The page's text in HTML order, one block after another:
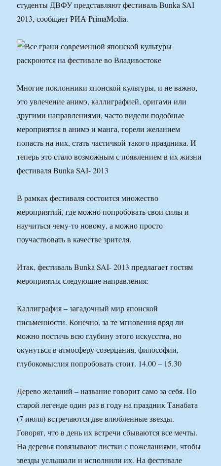
студенты ДВФУ представляют фестиваль Bunka SAI
2013, сообщает РИА PrimaMedia.
Многие поклонники японской культуры, и не важно,
это увлечение анимэ, каллиграфией, оригами или
другими направлениями, часто видели подобные
мероприятия в анимэ и манга, горели желанием
попасть на них, стать частичкой такого праздника. И
теперь это стало возможным с появлением в их жизни
фестиваля Bunka SAI- 2013
В рамках фестиваля состоится множество
мероприятий, где можно попробовать свои силы и
научиться чему-то новому, а можно просто
поучаствовать в качестве зрителя.
Итак, фестиваль Bunka SAI- 2013 предлагает гостям
мероприятия следующие направления:
Каллиграфия – загадочный мир японской
письменности. Конечно, за те мгновения вряд ли
можно постичь всю глубину этого искусства, но
окунуться в атмосферу созерцания, философии,
глубокомыслия попробовать стоит. 14.00 – 15.30
Дерево желаний – название говорит само за себя. По
старой легенде один раз в году на праздник Танабата
(7 июля) встречаются две влюбленные звезды.
Говорят, что в день их встречи сбываются все мечты.
На деревья повязывают листки с пожеланиями, чтобы
звезды услышали и исполнили их. На фестивале